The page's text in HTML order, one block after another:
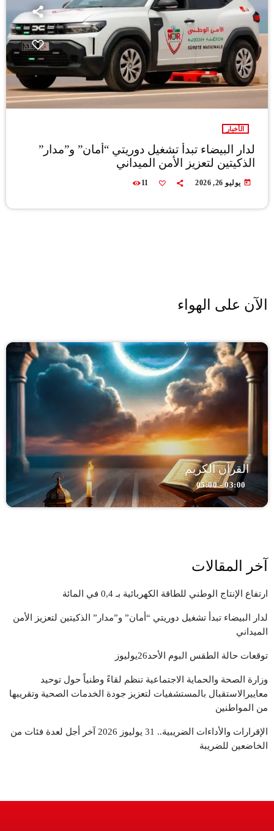
الأخبار
لدار البيضاء تبدأ تشغيل دوريتي “أمان” و”مدار”
الذكيتين لتعزيز الأمن الميداني
today يوليو 26, 2026 11
الآن على الهواء
القرآن الكريم
03:00 - 05:00
آخر المقالات
ارتفاع الإنتاج الوطني للطاقة الكهربائية بـ 0,4 في المائة
لدار البيضاء تبدأ تشغيل دوريتي “أمان” و”مدار” الذكيتين لتعزيز الأمن
الميداني
توقعات حالة الطقس البوم الأحد26يوليوز
وزارة الصحة والحماية الاجتماعية تنظم لقاءً وطنياً حول توحيد
معاييرالاستقبال بالمستشفيات لتعزيز جودة الخدمات الصحية وتقريبها
من المواطنين
الإقرارات والأداءات الضريبية.. 31 يوليوز 2026 آخر أجل لعدة فئات من
الخاضعين للضريبة